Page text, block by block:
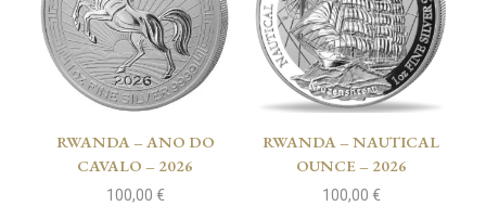
RWANDA – ANO DO
CAVALO – 2026
100,00 €
RWANDA – NAUTICAL
OUNCE – 2026
100,00 €